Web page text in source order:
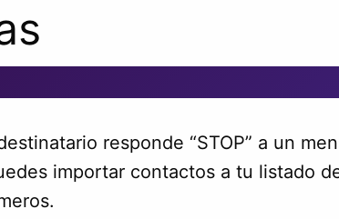
responde “STOP” a un
importar contactos a tu listado